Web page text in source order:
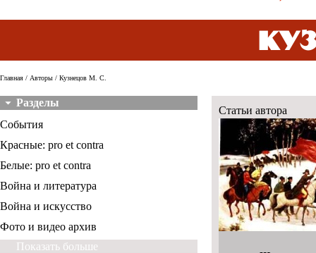
Главная / Авторы / Кузнецов М. С.
Разделы
События
Красные: pro et contra
Белые: pro et contra
Война и литература
Война и искусство
Фото и видео архив
Показать больше
Статьи автора